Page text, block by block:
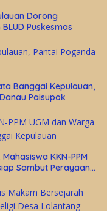
Dorong
Puskesmas
Banggai Kepulauan,
Paisupok
KKN-PPM
Sambut Perayaan